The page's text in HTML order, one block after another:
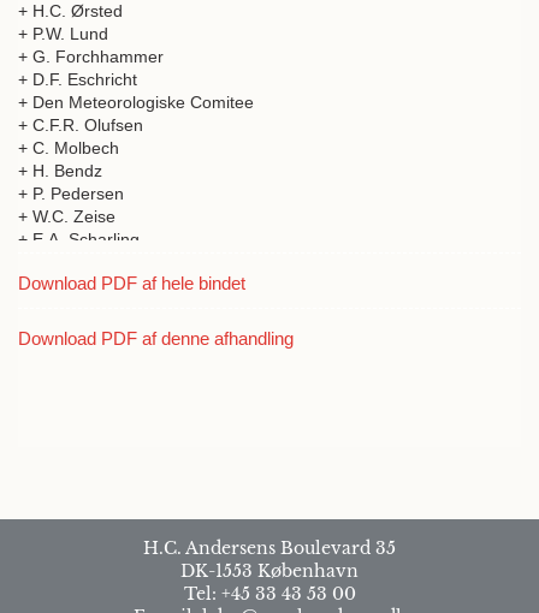
+ H.C. Ørsted
+ P.W. Lund
+ G. Forchhammer
+ D.F. Eschricht
+ Den Meteorologiske Comitee
+ C.F.R. Olufsen
+ C. Molbech
+ H. Bendz
+ P. Pedersen
+ W.C. Zeise
+ E.A. Scharling
+ F.C. Sibbern
Download PDF af hele bindet
Download PDF af denne afhandling
H.C. Andersens Boulevard 35
DK-1553 København
Tel: +45 33 43 53 00